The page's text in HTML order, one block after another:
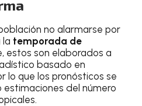
no alarmarse por
la temporada de
estos son elaborados a
basado en
lo que los pronósticos se
del número